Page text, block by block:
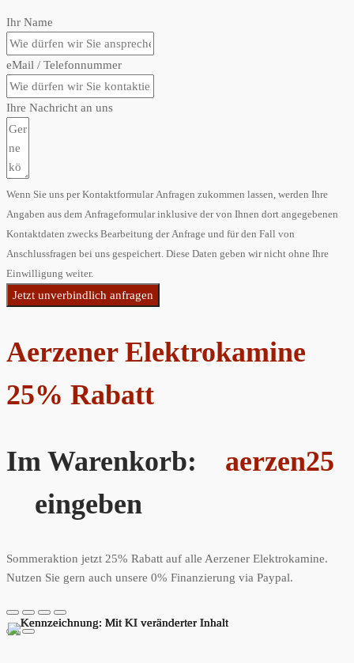
Ihr Name
eMail / Telefonnummer
Ihre Nachricht an uns
Wenn Sie uns per Kontaktformular Anfragen zukommen lassen, werden Ihre
Angaben aus dem Anfrageformular inklusive der von Ihnen dort angegebenen
Kontaktdaten zwecks Bearbeitung der Anfrage und für den Fall von
Anschlussfragen bei uns gespeichert. Diese Daten geben wir nicht ohne Ihre
Einwilligung weiter.
Jetzt unverbindlich anfragen
Aerzener Elektrokamine
25% Rabatt
Im Warenkorb: aerzen25
eingeben
Sommeraktion jetzt 25% Rabatt auf alle Aerzener Elektrokamine.
Nutzen Sie gern auch unsere 0% Finanzierung via Paypal.